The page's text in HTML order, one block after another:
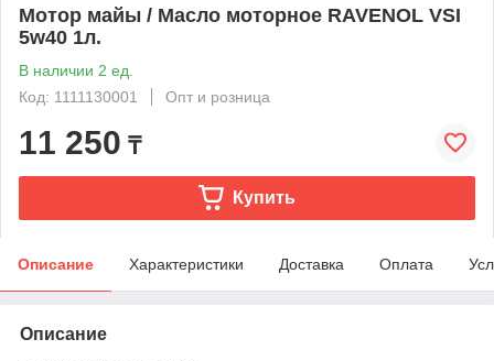
Мотор майы / Масло моторное RAVENOL VSI
5w40 1л.
В наличии 2 ед.
Код: 1111130001
Опт и розница
11 250 ₸
Купить
Описание Характеристики Доставка Оплата
Описание